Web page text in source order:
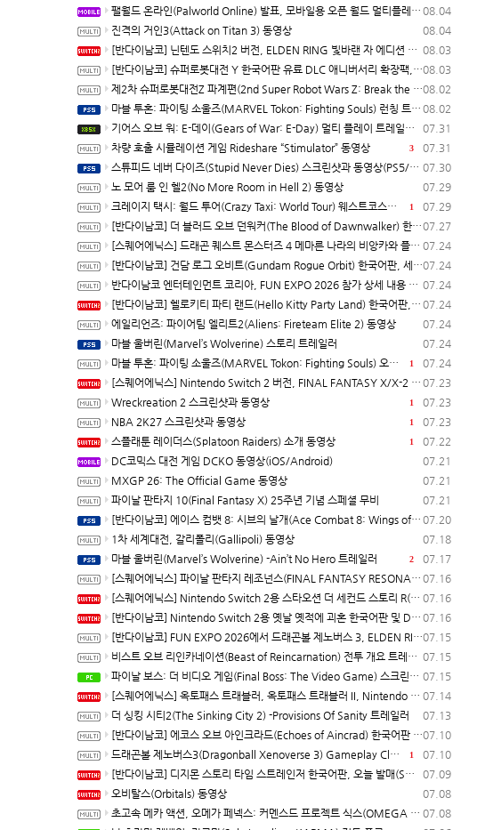
08.04
팰월드 온라인(Palworld Online) 발표, 모바일용 오픈 월드 멀티플레이 생존 크래프트
08.04
진격의 거인3(Attack on Titan 3) 동영상
08.03
[반다이남코] 닌텐도 스위치2 버전, ELDEN RING 빛바랜 자 에디션 패키지 예약 판매, 8월 5일 시작
08.03
[반다이남코] 슈퍼로봇대전 Y 한국어판 유료 DLC 애니버서리 확장팩, 8월 5일 판매 시작
08.02
제2차 슈퍼로봇대전Z 파계편(2nd Super Robot Wars Z: Break the World Chapter) Remastered 제작 결정
08.02
마블 투혼: 파이팅 소울즈(MARVEL Tokon: Fighting Souls) 런칭 트레일러
07.31
기어스 오브 워: E-데이(Gears of War: E-Day) 멀티 플레이 트레일러(XBSX/PC)
3 07.31
차량 호출 시뮬레이션 게임 Rideshare “Stimulator” 동영상
07.30
스튜피드 네버 다이즈(Stupid Never Dies) 스크린샷과 동영상(PS5/PC)
07.29
노 모어 룸 인 헬2(No More Room in Hell 2) 동영상
1 07.29
크레이지 택시: 월드 투어(Crazy Taxi: World Tour) 웨스트코스트 맵 트레일러(한국어 자막)
07.27
[반다이남코] 더 블러드 오브 던워커(The Blood of Dawnwalker) 한국어판 패키지 예약 판매, 7월 29일 시작
07.24
[스퀘어에닉스] 드래곤 퀘스트 몬스터즈 4 메마른 나라의 비앙카와 플로라, 배틀과 배합 등 최신 정보 공개
07.24
[반다이남코] 건담 로그 오비트(Gundam Rogue Orbit) 한국어판, 세계관 공개
07.24
반다이남코 엔터테인먼트 코리아, FUN EXPO 2026 참가 상세 내용 공개
07.24
[반다이남코] 헬로키티 파티 랜드(Hello Kitty Party Land) 한국어판, 다운로드 버전 예약 판매 시작
07.24
에일리언즈: 파이어팀 엘리트2(Aliens: Fireteam Elite 2) 동영상
07.24
마블 울버린(Marvel’s Wolverine) 스토리 트레일러
1 07.24
마블 투혼: 파이팅 소울즈(MARVEL Tokon: Fighting Souls) 오프닝 동영상
07.23
[스퀘어에닉스] Nintendo Switch 2 버전, FINAL FANTASY X/X-2 HD Remaster, 오늘 발매
1 07.23
Wreckreation 2 스크린샷과 동영상
1 07.23
NBA 2K27 스크린샷과 동영상
1 07.22
스플래툰 레이더스(Splatoon Raiders) 소개 동영상
07.21
DC코믹스 대전 게임 DCKO 동영상(iOS/Android)
07.21
MXGP 26: The Official Game 동영상
07.21
파이날 판타지 10(Final Fantasy X) 25주년 기념 스페셜 무비
07.20
[반다이남코] 에이스 컴뱃 8: 시브의 날개(Ace Combat 8: Wings of Theve) 한국어판, PS5용 패키지 예약 판매, 7월 21일 시작
07.18
1차 세계대전, 갈리폴리(Gallipoli) 동영상
2 07.17
마블 울버린(Marvel’s Wolverine) -Ain’t No Hero 트레일러
07.16
[스퀘어에닉스] 파이날 판타지 레조넌스(FINAL FANTASY RESONANCE) 다운로드 버전 예약 판매 개시, 최신 트레일러 및 정보 공개
07.16
[스퀘어에닉스] Nintendo Switch 2용 스타오션 더 세컨드 스토리 R(Star Ocean The Second Story R) 발매 개시
07.16
[반다이남코] Nintendo Switch 2용 옛날 옛적에 괴혼 한국어판 및 DLC Rolling LIVE Highlights 다운로드 전용으로 10월 8일 발매
07.15
[반다이남코] FUN EXPO 2026에서 드래곤볼 제노버스 3, ELDEN RING 빛바랜 자 에디션, 국내 첫 공개 체험 실시
07.15
비스트 오브 리인카네이션(Beast of Reincarnation) 전투 개요 트레일러
07.15
파이날 보스: 더 비디오 게임(Final Boss: The Video Game) 스크린샷과 동영상
07.14
[스퀘어에닉스] 옥토패스 트래블러, 옥토패스 트래블러 II, Nintendo Switch 2 다운로드 버전, 10월 1일 발매 결정, 예약 판매 개시
07.13
더 싱킹 시티2(The Sinking City 2) -Provisions Of Sanity 트레일러
07.10
[반다이남코] 에코스 오브 아인크라드(Echoes of Aincrad) 한국어판 발매 개시
1 07.10
드래곤볼 제노버스3(Dragonball Xenoverse 3) Gameplay Closer Look 트레일러
07.09
[반다이남코] 디지몬 스토리 타임 스트레인저 한국어판, 오늘 발매(Switch/Switch2)
07.08
오비탈스(Orbitals) 동영상
07.08
초고속 메카 액션, 오메가 페넥스: 커멘스드 프로젝트 식스(OMEGA PHENEX COMMENCED PROJECT SIX) 동영상